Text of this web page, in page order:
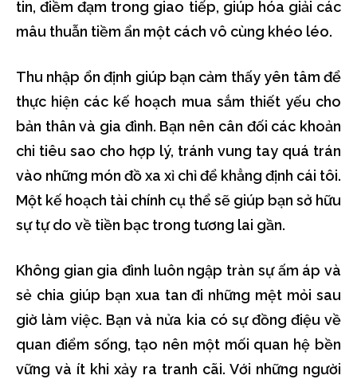
tin, điềm đạm trong giao tiếp, giúp hóa giải các
mâu thuẫn tiềm ẩn một cách vô cùng khéo léo.
Thu nhập ổn định giúp bạn cảm thấy yên tâm để
thực hiện các kế hoạch mua sắm thiết yếu cho
bản thân và gia đình. Bạn nên cân đối các khoản
chi tiêu sao cho hợp lý, tránh vung tay quá trán
vào những món đồ xa xỉ chỉ để khẳng định cái tôi.
Một kế hoạch tài chính cụ thể sẽ giúp bạn sở hữu
sự tự do về tiền bạc trong tương lai gần.
Không gian gia đình luôn ngập tràn sự ấm áp và
sẻ chia giúp bạn xua tan đi những mệt mỏi sau
giờ làm việc. Bạn và nửa kia có sự đồng điệu về
quan điểm sống, tạo nên một mối quan hệ bền
vững và ít khi xảy ra tranh cãi. Với những người